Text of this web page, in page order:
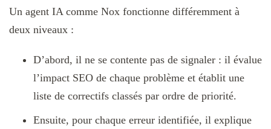
Un agent IA comme Nox fonctionne différemment à
deux niveaux :
D’abord, il ne se contente pas de signaler : il évalue
l’impact SEO de chaque problème et établit une
liste de correctifs classés par ordre de priorité.
Ensuite, pour chaque erreur identifiée, il explique